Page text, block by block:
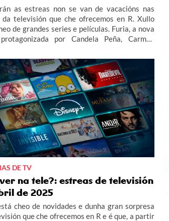
as estreas non se van de vacacións nas
da televisión que che ofrecemos en R. Xullo
de grandes series e películas. Furia, a nova
por Candela Peña, Carmen
HBO Max. En SkyShowtime, destacan dúas
a oscarizada película Wicked e a segunda
da serie Poker Face. E en Warner TV, moita
Tokyo Vice.
DE TV
na tele?: estreas de televisión
de 2025
cheo de novidades e dunha gran sorpresa
que che ofrecemos en R e é que, a partir